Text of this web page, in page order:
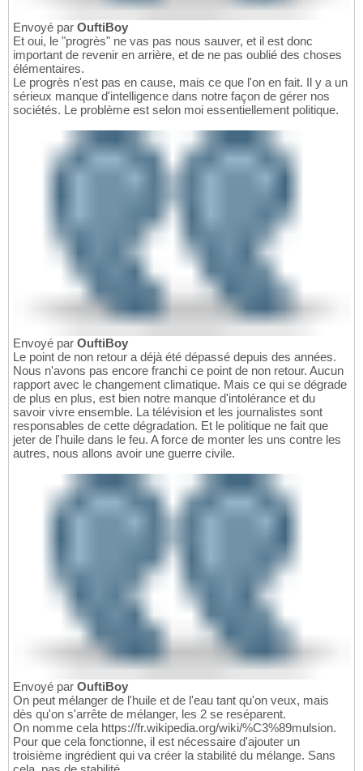
Envoyé par OuftiBoy
Et oui, le "progrès" ne vas pas nous sauver, et il est donc
important de revenir en arrière, et de ne pas oublié des choses
élémentaires.
Le progrès n'est pas en cause, mais ce que l'on en fait. Il y a un
sérieux manque d'intelligence dans notre façon de gérer nos
sociétés. Le problème est selon moi essentiellement politique.
Envoyé par OuftiBoy
Le point de non retour a déjà été dépassé depuis des années.
Nous n'avons pas encore franchi ce point de non retour. Aucun
rapport avec le changement climatique. Mais ce qui se dégrade
de plus en plus, est bien notre manque d'intolérance et du
savoir vivre ensemble. La télévision et les journalistes sont
responsables de cette dégradation. Et le politique ne fait que
jeter de l'huile dans le feu. A force de monter les uns contre les
autres, nous allons avoir une guerre civile.
Envoyé par OuftiBoy
On peut mélanger de l'huile et de l'eau tant qu'on veux, mais
dès qu'on s'arrête de mélanger, les 2 se reséparent.
On nomme cela https://fr.wikipedia.org/wiki/%C3%89mulsion.
Pour que cela fonctionne, il est nécessaire d'ajouter un
troisième ingrédient qui va créer la stabilité du mélange. Sans